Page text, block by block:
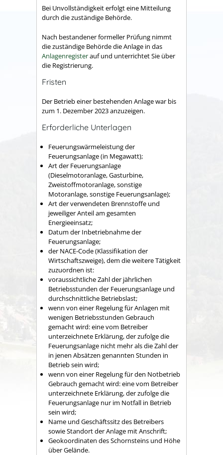
Bei Unvollständigkeit erfolgt eine Mitteilung
durch die zuständige Behörde.
Nach bestandener formeller Prüfung nimmt
die zuständige Behörde die Anlage in das
Anlagenregisterauf und unterrichtet Sie über
die Registrierung.
Fristen
Der Betrieb einer bestehenden Anlage war bis
zum 1. Dezember 2023 anzuzeigen.
Erforderliche Unterlagen
Feuerungswärmeleistung der
Feuerungsanlage (in Megawatt);
Art der Feuerungsanlage
(Dieselmotoranlage, Gasturbine,
Zweistoffmotoranlage, sonstige
Motoranlage, sonstige Feuerungsanlage);
Art der verwendeten Brennstoffe und
jeweiliger Anteil am gesamten
Energieeinsatz;
Datum der Inbetriebnahme der
Feuerungsanlage;
der NACE-Code (Klassifikation der
Wirtschaftszweige), dem die weitere Tätigkeit
zuzuordnen ist:
voraussichtliche Zahl der jährlichen
Betriebsstunden der Feuerungsanlage und
durchschnittliche Betriebslast;
wenn von einer Regelung für Anlagen mit
wenigen Betriebsstunden Gebrauch
gemacht wird: eine vom Betreiber
unterzeichnete Erklärung, der zufolge die
Feuerungsanlage nicht mehr als die Zahl der
in jenen Absätzen genannten Stunden in
Betrieb sein wird;
wenn von einer Regelung für den Notbetrieb
Gebrauch gemacht wird: eine vom Betreiber
unterzeichnete Erklärung, der zufolge die
Feuerungsanlage nur im Notfall in Betrieb
sein wird;
Name und Geschäftssitz des Betreibers
sowie Standort der Anlage mit Anschrift;
Geokoordinaten des Schornsteins und Höhe
über Gelände.